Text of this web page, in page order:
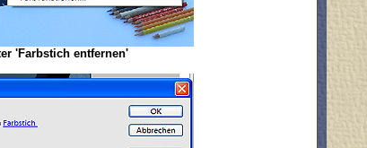
'Farbstich entfernen'